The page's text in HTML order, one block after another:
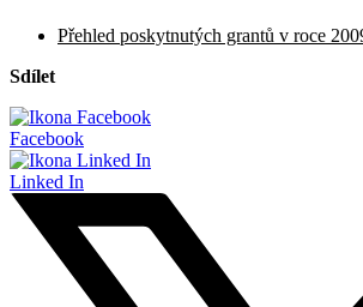
Přehled poskytnutých grantů v roce
Sdílet
Facebook
Linked In